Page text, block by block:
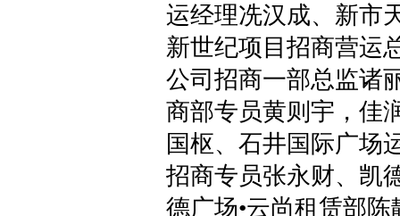
运经理冼汉成、新市
新世纪项目招商营运
公司招商一部总监诸
商部专员黄则宇，佳
国枢、石井国际广场
招商专员张永财、 凯
德广场•云尚租赁部陈